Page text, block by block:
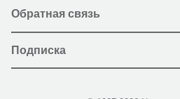
Обратная связь
Подписка